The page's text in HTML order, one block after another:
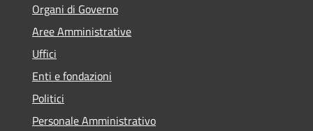
Organi di Governo
Aree Amministrative
Uffici
Enti e fondazioni
Politici
Personale Amministrativo